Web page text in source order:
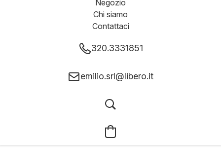
Negozio
Chi siamo
Contattaci
320.3331851
emilio.srl@libero.it